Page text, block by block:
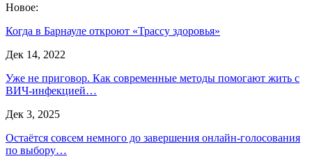
Новое:
Когда в Барнауле откроют «Трассу здоровья»
Дек 14, 2022
Уже не приговор. Как современные методы помогают жить с
ВИЧ-инфекцией…
Дек 3, 2025
Остаётся совсем немного до завершения онлайн-голосования
по выбору…